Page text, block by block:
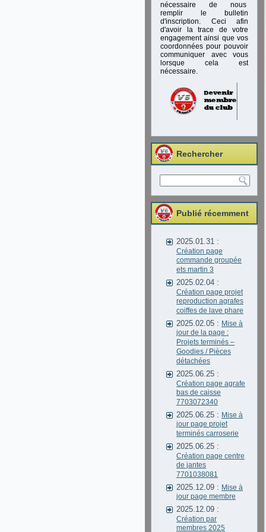
nécessaire de nous
remplir le bulletin
d'inscription. Ceci afin
d'avoir la trace de votre
engagement ainsi que vos
coordonnées pour pouvoir
communiquer avec vous
lorsque cela est
nécessaire.
Rechercher
Publié récemment
2025.01.31 :
Création page
commande groupée
ets martin 3
2025.02.04 :
Création page projet
reproduction agrafes
coiffes de lave phare
2025.02.05 : Mise à
jour de la page :
Projets terminés –
Goodies / Pièces
détachées
2025.06.25 :
Création page agrafe
bas de caisse
7703072340
2025.06.25 : Mise à
jour page projet
terminés carroserie
2025.06.25 :
Création page centre
de jantes
7701038081
2025.12.09 : Mise à
jour page membre
2025.12.09 :
Création par
membres 2025